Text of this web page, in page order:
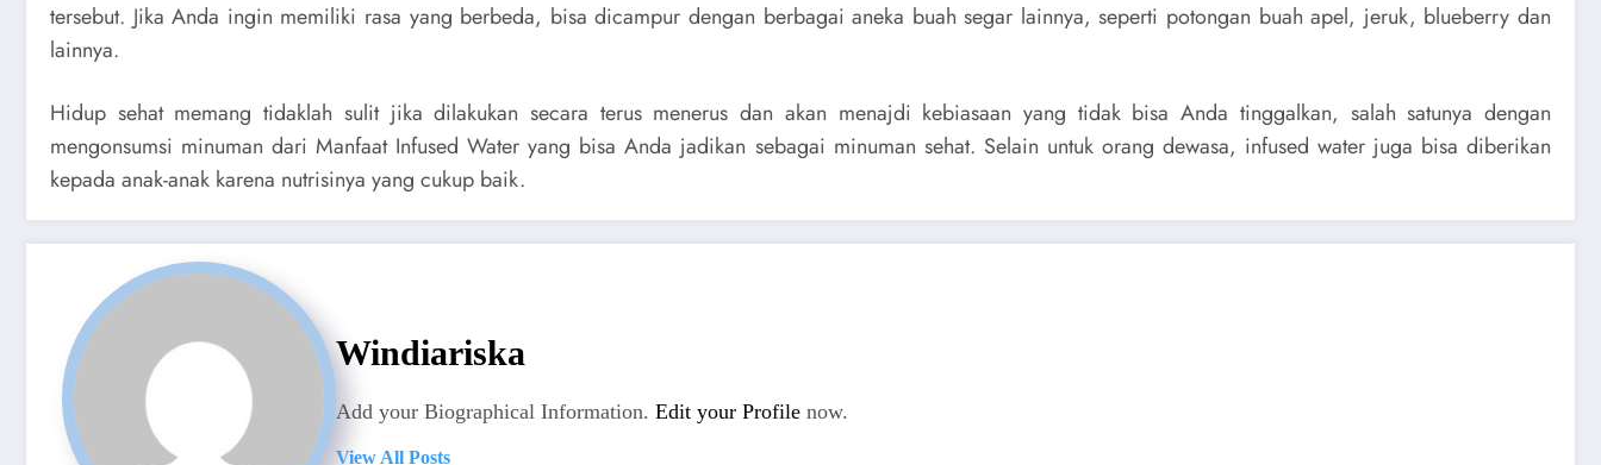
tersebut. Jika Anda ingin memiliki rasa yang berbeda, bisa dicampur dengan berbagai aneka buah segar lainnya, seperti potongan buah apel, jeruk, blueberry dan
lainnya.
Hidup sehat memang tidaklah sulit jika dilakukan secara terus menerus dan akan menajdi kebiasaan yang tidak bisa Anda tinggalkan, salah satunya dengan
mengonsumsi minuman dariManfaat Infused Wateryang bisa Anda jadikan sebagai minuman sehat. Selain untuk orang dewasa, infused water juga bisa diberikan
kepada anak-anak karena nutrisinya yang cukup baik.
Windiariska
Add your Biographical Information. Edit your Profile now.
View All Posts